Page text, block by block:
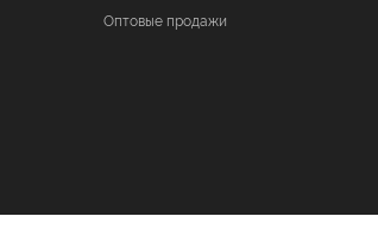
Оптовые продажи